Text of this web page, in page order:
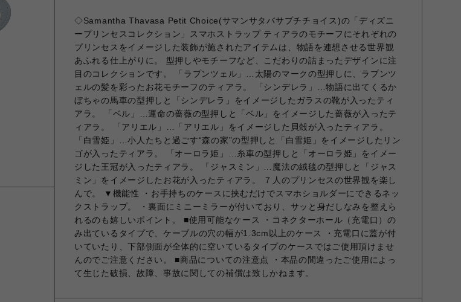
◇Samantha Thavasa Petit Choice(サマンサタバサプチチョイス)の「ディズニ
ープリンセスコレクション」スマホストラップ ティアラのモチーフにそれぞれの
プリンセスをイメージした装飾が施されたアイテムは、物語を連想させる世界観
あふれる仕上がりに。 型押しやモチーフなど、こだわりの詰まったデザインに注
目のコレクションです。 「ラプンツェル」…太陽のマークの型押しに、ラプンツ
ェルの髪を彩ったお花モチーフのティアラ。 「シンデレラ」…物語に出てくるか
ぼちゃの馬車の型押しと「シンデレラ」をイメージしたガラスの靴が入ったティ
アラ。 「ベル」…運命の薔薇の型押しと「ベル」をイメージした薔薇が入ったテ
ィアラ。 「アリエル」…「アリエル」をイメージした貝殻が入ったティアラ。
「白雪姫」…小人たちと過ごす“森の家”の型押しと「白雪姫」をイメージしたリン
ゴが入ったティアラ。 「オーロラ姫」…糸車の型押しと「オーロラ姫」をイメー
ジした王冠が入ったティアラ。 「ジャスミン」…魔法の絨毯の型押しと「ジャス
ミン」をイメージしたお花が入ったティアラ。 ７人のプリンセスの世界観を楽し
んで。 ▼機能性 ・お手持ちのケースに挟むだけでスマホショルダーにできるネッ
クストラップ。 ・裏面にミニーミラーが付いており、サッと身だしなみを整えら
れるのも嬉しいポイント。 ■使用可能なケース ・コネクターホール（充電口）の
み出ているタイプで、ケーブルの穴の幅が1.3cm以上のケース ・充電口に蓋が付
いていたり、下部側面が全体的に空いているタイプのケースではご使用頂けませ
んのでご注意ください。 ■商品についての注意点 ・本品の間違ったご使用によっ
て生じた破損、故障、事故に関しての補償は致しかねます。